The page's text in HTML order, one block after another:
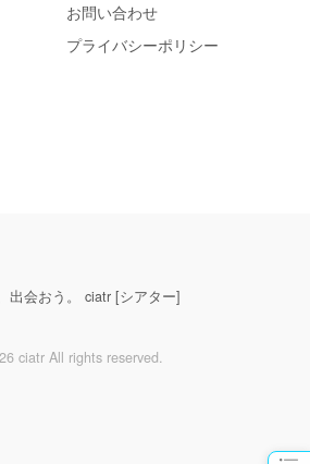
お問い合わせ
プライバシーポリシー
出会おう。 ciatr [シアター]
ciatr All rights reserved.